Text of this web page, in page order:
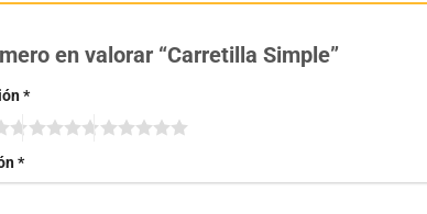
en valorar “Carretilla Simple”
*
*